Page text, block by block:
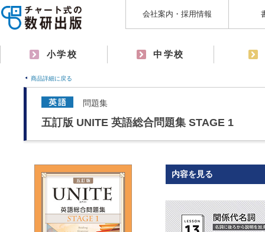
会社案内・採用情報
小学校 中学校
商品詳細に戻る
問題集
五訂版 UNITE 英語総合問題集 STAGE 1
内容を見る